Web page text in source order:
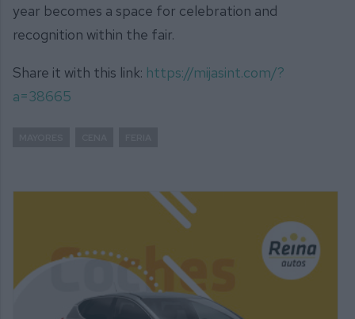
year becomes a space for celebration and
recognition within the fair.
Share it with this link: https://mijasint.com/?
a=38665